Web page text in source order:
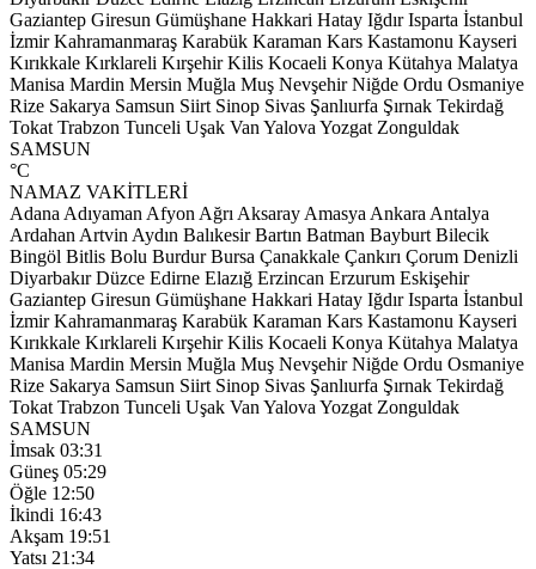
Gaziantep Giresun Gümüşhane Hakkari Hatay Iğdır Isparta İstanbul
İzmir Kahramanmaraş Karabük Karaman Kars Kastamonu Kayseri
Kırıkkale Kırklareli Kırşehir Kilis Kocaeli Konya Kütahya Malatya
Manisa Mardin Mersin Muğla Muş Nevşehir Niğde Ordu Osmaniye
Rize Sakarya Samsun Siirt Sinop Sivas Şanlıurfa Şırnak Tekirdağ
Tokat Trabzon Tunceli Uşak Van Yalova Yozgat Zonguldak
SAMSUN
°C
NAMAZ VAKİTLERİ
Adana Adıyaman Afyon Ağrı Aksaray Amasya Ankara Antalya
Ardahan Artvin Aydın Balıkesir Bartın Batman Bayburt Bilecik
Bingöl Bitlis Bolu Burdur Bursa Çanakkale Çankırı Çorum Denizli
Diyarbakır Düzce Edirne Elazığ Erzincan Erzurum Eskişehir
Gaziantep Giresun Gümüşhane Hakkari Hatay Iğdır Isparta İstanbul
İzmir Kahramanmaraş Karabük Karaman Kars Kastamonu Kayseri
Kırıkkale Kırklareli Kırşehir Kilis Kocaeli Konya Kütahya Malatya
Manisa Mardin Mersin Muğla Muş Nevşehir Niğde Ordu Osmaniye
Rize Sakarya Samsun Siirt Sinop Sivas Şanlıurfa Şırnak Tekirdağ
Tokat Trabzon Tunceli Uşak Van Yalova Yozgat Zonguldak
SAMSUN
İmsak 03:31
Güneş 05:29
Öğle 12:50
İkindi 16:43
Akşam 19:51
Yatsı 21:34